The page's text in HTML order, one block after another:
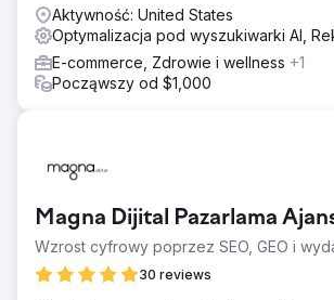
Aktywność: United States
Optymalizacja pod wyszukiwarki AI,
E-commerce, Zdrowie i wellness +1
Począwszy od $1,000
Magna Dijital Pazarlama
Wzrost cyfrowy poprzez SEO, GEO i
30 reviews